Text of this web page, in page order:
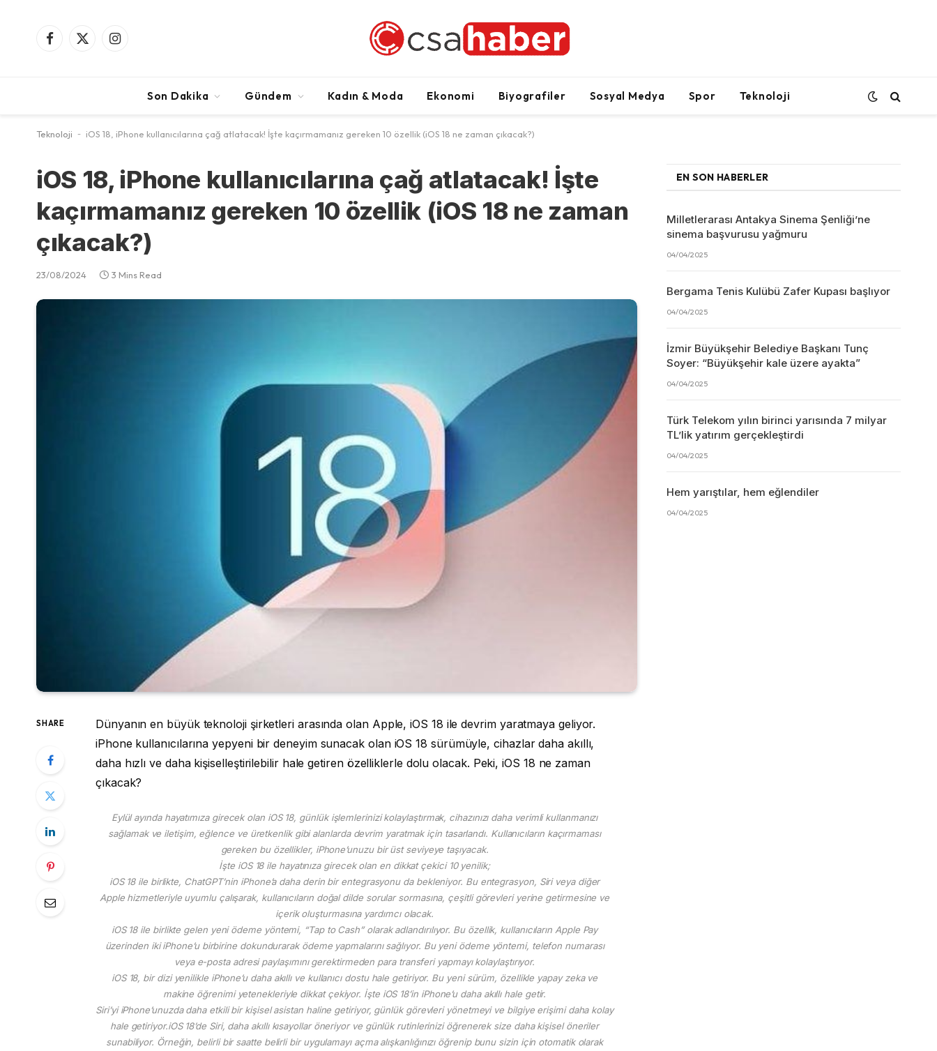
Facebook
X
Instagram
Son Dakika Gündem Kadın & Moda Ekonomi Biyografiler Sosyal Medya Spor Teknoloji
Teknoloji - iOS 18, iPhone kullanıcılarına çağ atlatacak! İşte kaçırmamanız gereken 10 özellik (iOS 18 ne zaman çıkacak?)
iOS 18, iPhone kullanıcılarına çağ atlatacak! İşte
kaçırmamanız gereken 10 özellik (iOS 18 ne zaman
çıkacak?)
23/08/2024 3 Mins Read
SHARE
Dünyanın en büyük teknoloji şirketleri arasında olan Apple, iOS 18 ile devrim yaratmaya geliyor.
iPhone kullanıcılarına yepyeni bir deneyim sunacak olan iOS 18 sürümüyle, cihazlar daha akıllı,
daha hızlı ve daha kişiselleştirilebilir hale getiren özelliklerle dolu olacak. Peki, iOS 18 ne zaman
çıkacak?
Eylül ayında hayatımıza girecek olan iOS 18, günlük işlemlerinizi kolaylaştırmak, cihazınızı daha verimli kullanmanızı
sağlamak ve iletişim, eğlence ve üretkenlik gibi alanlarda devrim yaratmak için tasarlandı. Kullanıcıların kaçırmaması
gereken bu özellikler, iPhone’unuzu bir üst seviyeye taşıyacak.
İşte iOS 18 ile hayatınıza girecek olan en dikkat çekici 10 yenilik;
iOS 18 ile birlikte, ChatGPT’nin iPhone’a daha derin bir entegrasyonu da bekleniyor. Bu entegrasyon, Siri veya diğer
Apple hizmetleriyle uyumlu çalışarak, kullanıcıların doğal dilde sorular sormasına, çeşitli görevleri yerine getirmesine ve
içerik oluşturmasına yardımcı olacak.
iOS 18 ile birlikte gelen yeni ödeme yöntemi, “Tap to Cash” olarak adlandırılıyor. Bu özellik, kullanıcıların Apple Pay
üzerinden iki iPhone’u birbirine dokundurarak ödeme yapmalarını sağlıyor. Bu yeni ödeme yöntemi, telefon numarası
veya e-posta adresi paylaşımını gerektirmeden para transferi yapmayı kolaylaştırıyor.
iOS 18, bir dizi yenilikle iPhone’u daha akıllı ve kullanıcı dostu hale getiriyor. Bu yeni sürüm, özellikle yapay zeka ve
makine öğrenimi yetenekleriyle dikkat çekiyor. İşte iOS 18’in iPhone’u daha akıllı hale getir.
Siri’yi iPhone’unuzda daha etkili bir kişisel asistan haline getiriyor, günlük görevleri yönetmeyi ve bilgiye erişimi daha kolay
hale getiriyor.iOS 18’de Siri, daha akıllı kısayollar öneriyor ve günlük rutinlerinizi öğrenerek size daha kişisel öneriler
sunabiliyor. Örneğin, belirli bir saatte belirli bir uygulamayı açma alışkanlığınızı öğrenip bunu sizin için otomatik olarak
EN SON HABERLER
Milletlerarası Antakya Sinema Şenliği’ne
sinema başvurusu yağmuru
04/04/2025
Bergama Tenis Kulübü Zafer Kupası başlıyor
04/04/2025
İzmir Büyükşehir Belediye Başkanı Tunç
Soyer: “Büyükşehir kale üzere ayakta”
04/04/2025
Türk Telekom yılın birinci yarısında 7 milyar
TL’lik yatırım gerçekleştirdi
04/04/2025
Hem yarıştılar, hem eğlendiler
04/04/2025